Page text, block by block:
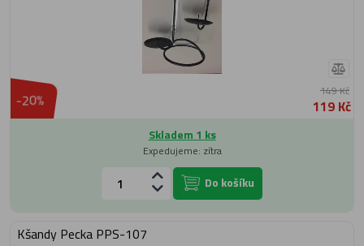
-20% 149 Kč
119 Kč
Skladem 1 ks
Expedujeme: zítra
Do košíku
Kšandy Pecka PPS-107